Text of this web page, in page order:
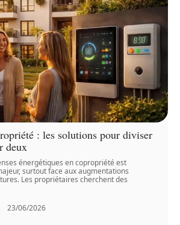
: les solutions pour diviser
deux
énergétiques en copropriété est
surtout face aux augmentations
Les propriétaires cherchent des
23/06/2026